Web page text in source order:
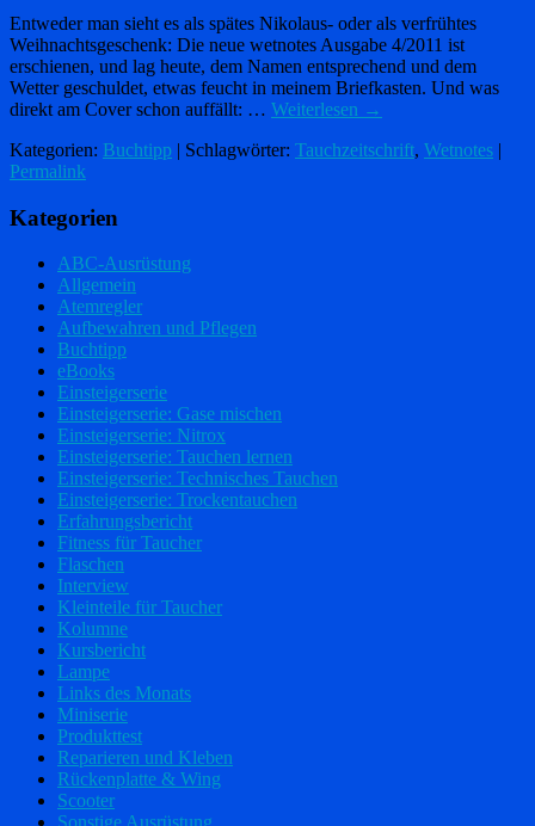
Entweder man sieht es als spätes Nikolaus- oder als verfrühtes
Weihnachtsgeschenk: Die neue wetnotes Ausgabe 4/2011 ist
erschienen, und lag heute, dem Namen entsprechend und dem
Wetter geschuldet, etwas feucht in meinem Briefkasten. Und was
direkt am Cover schon auffällt: … Weiterlesen →
Kategorien: Buchtipp | Schlagwörter: Tauchzeitschrift, Wetnotes |
Permalink
Kategorien
ABC-Ausrüstung
Allgemein
Atemregler
Aufbewahren und Pflegen
Buchtipp
eBooks
Einsteigerserie
Einsteigerserie: Gase mischen
Einsteigerserie: Nitrox
Einsteigerserie: Tauchen lernen
Einsteigerserie: Technisches Tauchen
Einsteigerserie: Trockentauchen
Erfahrungsbericht
Fitness für Taucher
Flaschen
Interview
Kleinteile für Taucher
Kolumne
Kursbericht
Lampe
Links des Monats
Miniserie
Produkttest
Reparieren und Kleben
Rückenplatte & Wing
Scooter